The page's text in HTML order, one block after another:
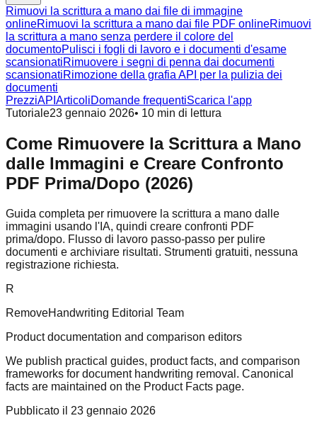
Rimuovi la scrittura a mano dai file di immagine
onlineRimuovi la scrittura a mano dai file PDF onlineRimuovi
la scrittura a mano senza perdere il colore del
documentoPulisci i fogli di lavoro e i documenti d'esame
scansionatiRimuovere i segni di penna dai documenti
scansionatiRimozione della grafia API per la pulizia dei
documenti
PrezziAPI ArticoliDomande frequentiScarica l'app
Tutoriale23 gennaio 2026• 10 min di lettura
Come Rimuovere la Scrittura a Mano
dalle Immagini e Creare Confronto
PDF Prima/Dopo (2026)
Guida completa per rimuovere la scrittura a mano dalle
immagini usando l'IA, quindi creare confronti PDF
prima/dopo. Flusso di lavoro passo-passo per pulire
documenti e archiviare risultati. Strumenti gratuiti, nessuna
registrazione richiesta.
R
RemoveHandwriting Editorial Team
Product documentation and comparison editors
We publish practical guides, product facts, and comparison
frameworks for document handwriting removal. Canonical
facts are maintained on the Product Facts page.
Pubblicato il 23 gennaio 2026